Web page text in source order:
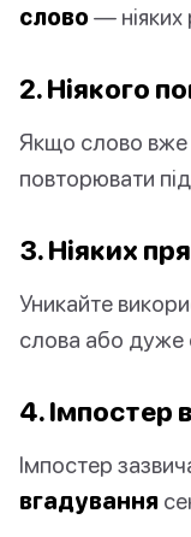
слово— ніяких
2. Ніякого
Якщо слово вже
повторювати
3. Ніяких
Уникайте
слова або дуже
4. Імпостер
Імпостер
вгадування